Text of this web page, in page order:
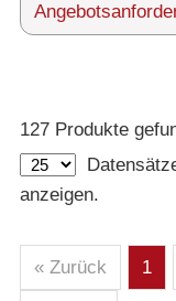
Service
Login
English
Proteine
– Alle Proteine
– Human
– Cell culture
127 Produkte
anzeigen.
« Zurück 1